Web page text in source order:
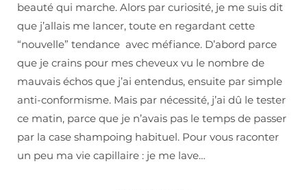
beauté qui marche. Alors par curiosité, je me suis dit
que j’allais me lancer, toute en regardant cette
“nouvelle” tendance avec méfiance. D’abord parce
que je crains pour mes cheveux vu le nombre de
mauvais échos que j’ai entendus, ensuite par simple
anti-conformisme. Mais par nécessité, j’ai dû le tester
ce matin, parce que je n’avais pas le temps de passer
par la case shampoing habituel. Pour vous raconter
un peu ma vie capillaire : je me lave…